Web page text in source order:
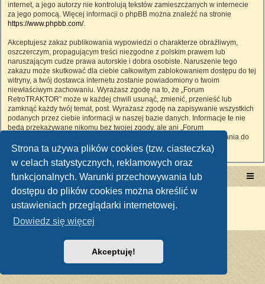
Strona ta używa plików cookies (tzw. ciasteczka)
w celach statystycznych, reklamowych oraz
funkcjonalnych. Warunki przechowywania lub
dostępu do plików cookies można określić w
ustawieniach przeglądarki internetowej.
Dowiedz się więcej
Akceptuję!
internet, a jego autorzy nie kontrolują tekstów zamieszczanych w internecie
za jego pomocą. Więcej informacji o phpBB można znaleźć na stronie
https://www.phpbb.com/.
Akceptujesz zakaz publikowania wypowiedzi o charakterze obraźliwym,
oszczerczym, propagującym treści niezgodne z polskim prawem lub
naruszającym cudze prawa autorskie i dobra osobiste. Naruszenie tego
zakazu może skutkować dla ciebie całkowitym zablokowaniem dostępu do tej
witryny, a twój dostawca internetu zostanie powiadomiony o twoim
niewłaściwym zachowaniu. Wyrażasz zgodę na to, że „Forum
RetroTRAKTOR” może w każdej chwili usunąć, zmienić, przenieść lub
zamknąć każdy twój temat, post. Wyrażasz zgodę na zapisywanie wszystkich
podanych przez ciebie informacji w naszej bazie danych. Informacje te nie
będą przekazywane nikomu bez twojej zgody, ale ani „Forum
RetroTRAKTOR”, ani phpBB nie ponosi odpowiedzialności za włamania do
witryny, podczas których może dojść do kradzieży danych.
Portal RetroTRAKTOR.pl retrotraktor.pl/forum
Technologię dostarcza
Polski pakiet językowy dostarczaphpBB.pl
Zasady ochrony danych osobowych